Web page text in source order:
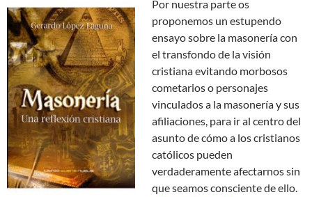
Por nuestra parte os
proponemos un estupendo
ensayo sobre la masonería con
el transfondo de la visión
cristiana evitando morbosos
cometarios o personajes
vinculados a la masonería y sus
afiliaciones, para ir al centro del
asunto de cómo a los cristianos
católicos pueden
verdaderamente afectarnos sin
que seamos consciente de ello.